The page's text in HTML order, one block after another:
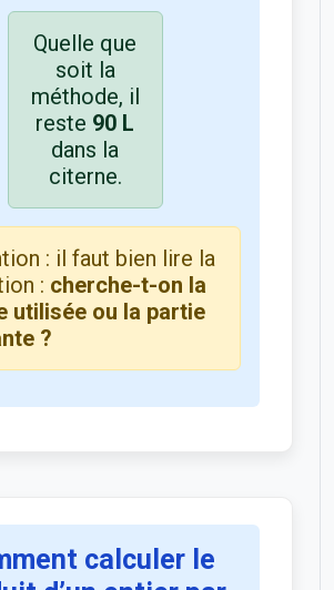
Quelle que
soit la
méthode, il
reste 90 L
dans la
citerne.
: il faut bien lire la
: cherche-t-on la
utilisée ou la partie
?
calculer le